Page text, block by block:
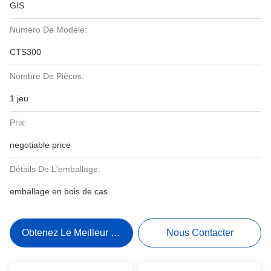
GIS
Numéro De Modèle:
CTS300
Nombre De Pièces:
1 jeu
Prix:
negotiable price
Détails De L'emballage:
emballage en bois de cas
Obtenez Le Meilleur Prix Nous Contacter